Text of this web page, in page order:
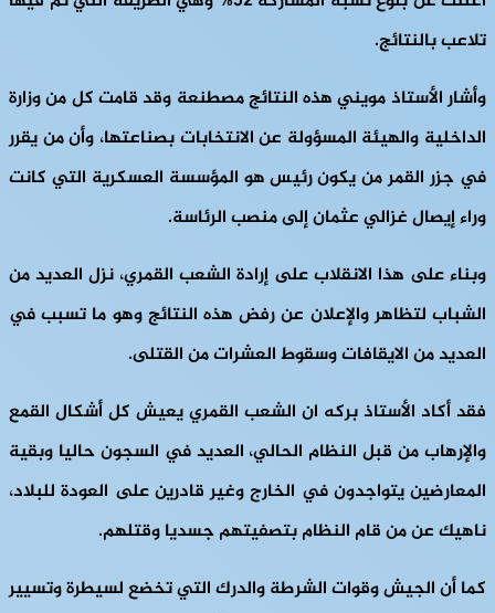
تلاعب بالنتائج.
وأشار الأستاذ مويني هذه النتائج مصطنعة وقد قامت كل من وزارة
الداخلية والهيئة المسؤولة عن الانتخابات بصناعتها، وأن من يقرر
في جزر القمر من يكون رئيس هو المؤسسة العسكرية التي كانت
وراء إيصال غزالي عثمان إلى منصب الرئاسة.
وبناء على هذا الانقلاب على إرادة الشعب القمري، نزل العديد من
الشباب لتظاهر والإعلان عن رفض هذه النتائج وهو ما تسبب في
العديد من الايقافات وسقوط العشرات من القتلى.
فقد أكاد الأستاذ بركه ان الشعب القمري يعيش كل أشكال القمع
والإرهاب من قبل النظام الحالي، العديد في السجون حاليا وبقية
المعارضين يتواجدون في الخارج وغير قادرين على العودة للبلاد،
ناهيك عن من قام النظام بتصفيتهم جسديا وقتلهم.
كما أن الجيش وقوات الشرطة والدرك التي تخضع لسيطرة وتسيير